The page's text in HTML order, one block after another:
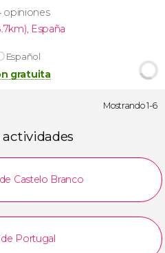
opiniones
, España
Español
gratuita
Mostrando 1-6
Castelo Branco
Portugal